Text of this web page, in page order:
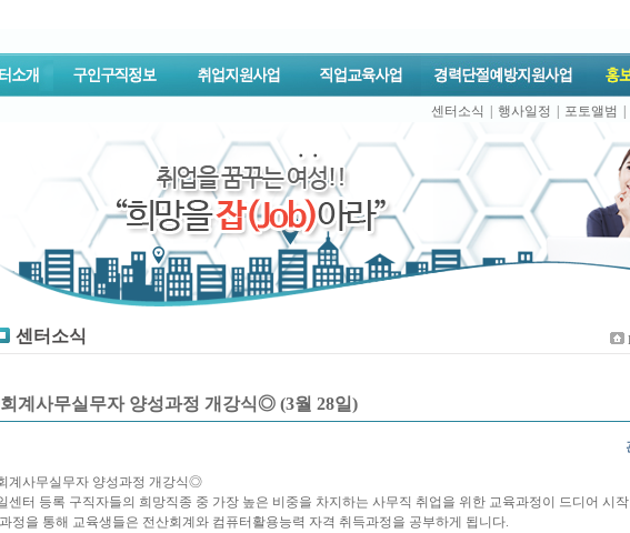
센터소식 행사일정 포토앨범
센터소식
계사무실무자 양성과정 개강식◎ (3월 28일)
계사무실무자 양성과정 개강식◎
센터 등록 구직자들의 희망직종 중 가장 높은 비중을 차지하는 사무직 취업을 위한 교육과정이 드디어 시
정을 통해 교육생들은 전산회계와 컴퓨터활용능력 자격 취득과정을 공부하게 됩니다.